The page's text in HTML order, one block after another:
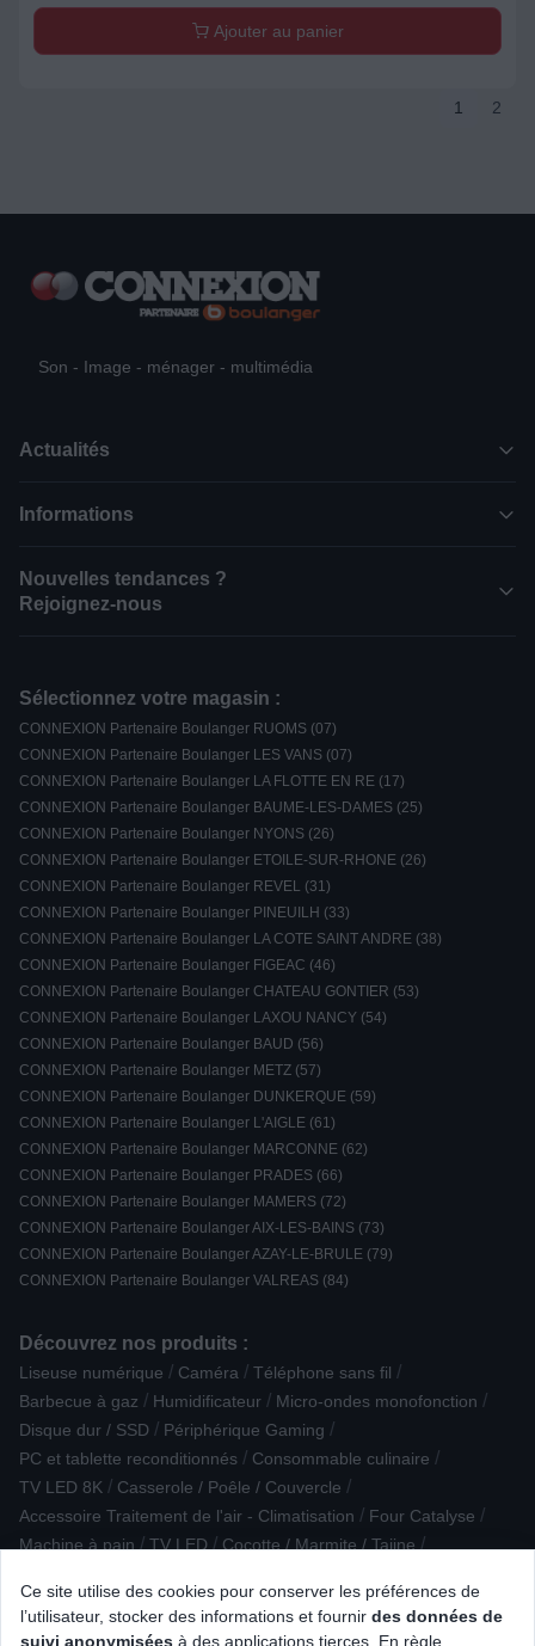
Ajouter au panier
1 2
Ce site utilise des cookies pour conserver les préférences de
l’utilisateur, stocker des informations et fournir des données de
suivi anonymisées à des applications tierces. En règle
Son - Image - ménager - multimédia
Actualités
Informations
Nouvelles tendances ?
Rejoignez-nous
Sélectionnez votre magasin :
CONNEXION Partenaire Boulanger RUOMS (07)
CONNEXION Partenaire Boulanger LES VANS (07)
CONNEXION Partenaire Boulanger LA FLOTTE EN RE (17)
CONNEXION Partenaire Boulanger BAUME-LES-DAMES (25)
CONNEXION Partenaire Boulanger NYONS (26)
CONNEXION Partenaire Boulanger ETOILE-SUR-RHONE (26)
CONNEXION Partenaire Boulanger REVEL (31)
CONNEXION Partenaire Boulanger PINEUILH (33)
CONNEXION Partenaire Boulanger LA COTE SAINT ANDRE (38)
CONNEXION Partenaire Boulanger FIGEAC (46)
CONNEXION Partenaire Boulanger CHATEAU GONTIER (53)
CONNEXION Partenaire Boulanger LAXOU NANCY (54)
CONNEXION Partenaire Boulanger BAUD (56)
CONNEXION Partenaire Boulanger METZ (57)
CONNEXION Partenaire Boulanger DUNKERQUE (59)
CONNEXION Partenaire Boulanger L'AIGLE (61)
CONNEXION Partenaire Boulanger MARCONNE (62)
CONNEXION Partenaire Boulanger PRADES (66)
CONNEXION Partenaire Boulanger MAMERS (72)
CONNEXION Partenaire Boulanger AIX-LES-BAINS (73)
CONNEXION Partenaire Boulanger AZAY-LE-BRULE (79)
CONNEXION Partenaire Boulanger VALREAS (84)
Découvrez nos produits :
Liseuse numérique / Caméra / Téléphone sans fil /
Barbecue à gaz / Humidificateur / Micro-ondes monofonction /
Disque dur / SSD / Périphérique Gaming /
PC et tablette reconditionnés / Consommable culinaire /
TV LED 8K / Casserole / Poêle / Couvercle /
Accessoire Traitement de l'air - Climatisation / Four Catalyse /
Machine à pain / TV LED / Cocotte / Marmite / Tajine /
Accessoire Nettoyage / Entretien / Réfrigérateur avec freezer
Yaourtière / fromagère